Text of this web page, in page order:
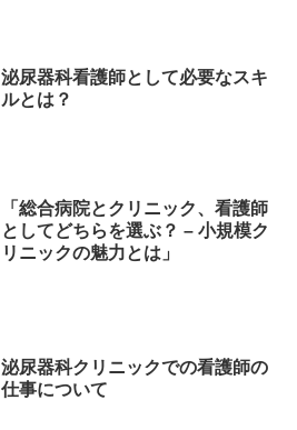
泌尿器科看護師として必要なスキ
ルとは？
「総合病院とクリニック、看護師
としてどちらを選ぶ？ – 小規模ク
リニックの魅力とは」
泌尿器科クリニックでの看護師の
仕事について